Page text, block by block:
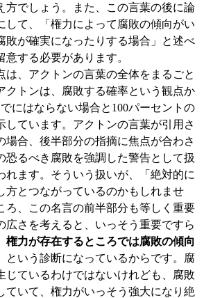
方でしょう。また、この言葉の後に論
して、「権力によって腐敗の傾向がい
敗が確実になったりする場合」と述べ
する必要があります。
、アクトンの言葉の全体をまるごと
クトンは、腐敗する確率という観点か
にはならない場合と100パーセントの
しています。アクトンの言葉が引用さ
場合、後半部分の指摘に焦点が合わさ
恐るべき腐敗を強調した警告として扱
れます。そういう扱いが、「絶対的に
方とつながっているのかもしれませ
ろ、この名言の前半部分も等しく重要
広さを考えると、いっそう重要ですら
権力が存在するところでは腐敗の傾向
、という診断になっているからです。腐
じているわけではないけれども、腐敗
ていて、権力がいっそう強大になり絶